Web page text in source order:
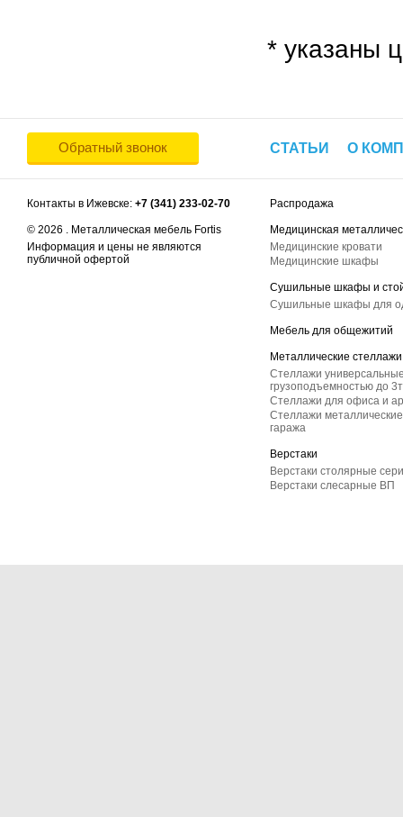
* указаны
Обратный звонок СТАТЬИ О
Контакты в Ижевске: +7 (341) 233-02-70
© 2026 . Металлическая мебель Fortis
Информация и цены не являются
публичной офертой
Распродажа
Медицинская
Медицинские кровати
Медицинские шкафы
Сушильные шкафы и
Сушильные шкафы для
Мебель для общежитий
Металлические стеллажи
Стеллажи
грузоподъемностью до
Стеллажи для офиса и
Стеллажи
гаража
Верстаки
Верстаки столярные
Верстаки слесарные ВП